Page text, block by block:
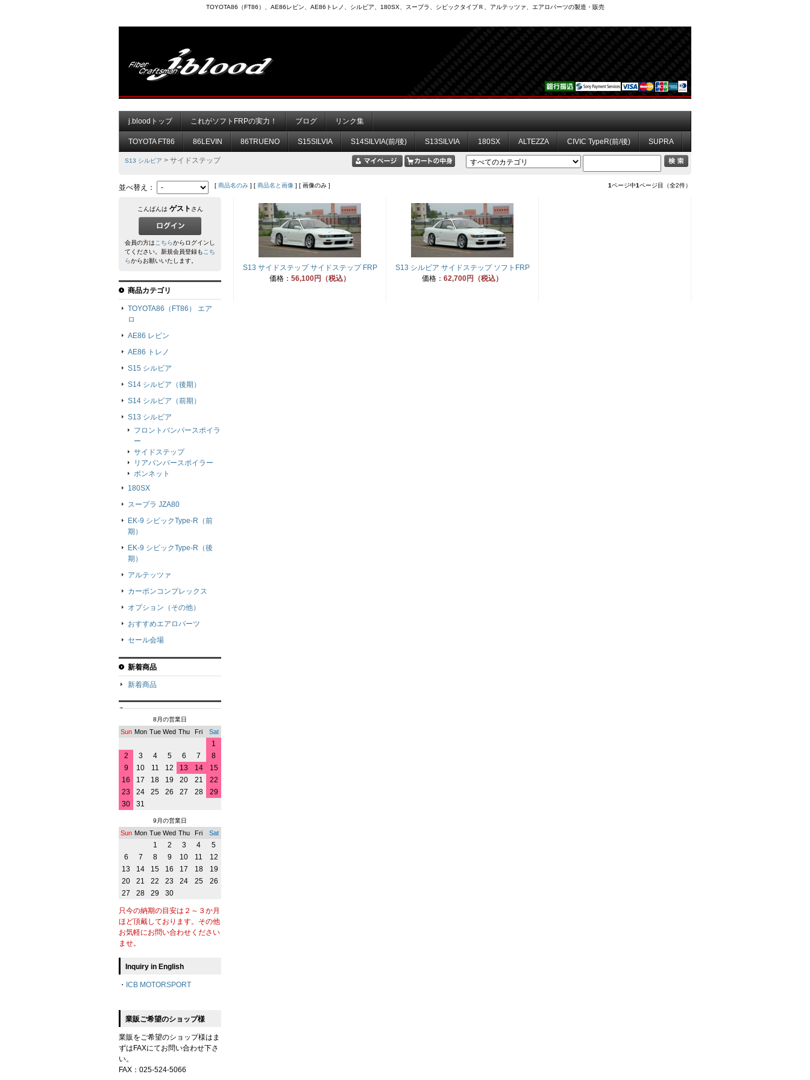
TOYOTA86（FT86）、AE86レビン、AE86トレノ、シルビア、180SX、スープラ、シビックタイプＲ、アルテッツァ、エアロパーツの製造・販売
j.bloodトップ これがソフトFRPの実力！ ブログ リンク集
TOYOTA FT86 86LEVIN 86TRUENO S15SILVIA S14SILVIA(前/後) S13SILVIA 180SX ALTEZZA CIVIC TypeR(前/後) SUPRA
S13 シルビア > サイドステップ
並べ替え： [ 商品名のみ ] [ 商品名と画像 ] [ 画像のみ ] 1ページ中1ページ目（全2件）
S13 サイドステップ サイドステップ FRP
価格： 56,100円（税込）
S13 シルビア サイドステップ ソフトFRP
価格： 62,700円（税込）
こんばんは ゲスト さん
会員の方はこちらからログインし
てください。新規会員登録もこち
らからお願いいたします。
商品カテゴリ
TOYOTA86（FT86） エア
ロ
AE86 レビン
AE86 トレノ
S15 シルビア
S14 シルビア（後期）
S14 シルビア（前期）
S13 シルビア
フロントバンパースポイラ
ー
サイドステップ
リアバンパースポイラー
ボンネット
180SX
スープラ JZA80
EK-9 シビックType-R（前
期）
EK-9 シビックType-R（後
期）
アルテッツァ
カーボンコンプレックス
オプション（その他）
おすすめエアロパーツ
セール会場
新着商品
新着商品
8月の営業日
Sun Mon Tue Wed Thu Fri Sat
1
2
3 4 5 6 7
8
9
10 11 12 13 14
15
16
17 18 19 20 21
22
23
24 25 26 27 28
29
30
31
9月の営業日
Sun Mon Tue Wed Thu Fri Sat
1 2 3 4
5
6
7 8 9 10 11
12
13
14 15 16 17 18
19
20
21 22 23 24 25
26
27
28 29 30
只今の納期の目安は２～３か月
ほど頂戴しております。その他
お気軽にお問い合わせください
ませ。
Inquiry in English
・ ICB MOTORSPORT
業販ご希望のショップ様
業販をご希望のショップ様はま
ずはFAXにてお問い合わせ下さ
い。
FAX：025-524-5066